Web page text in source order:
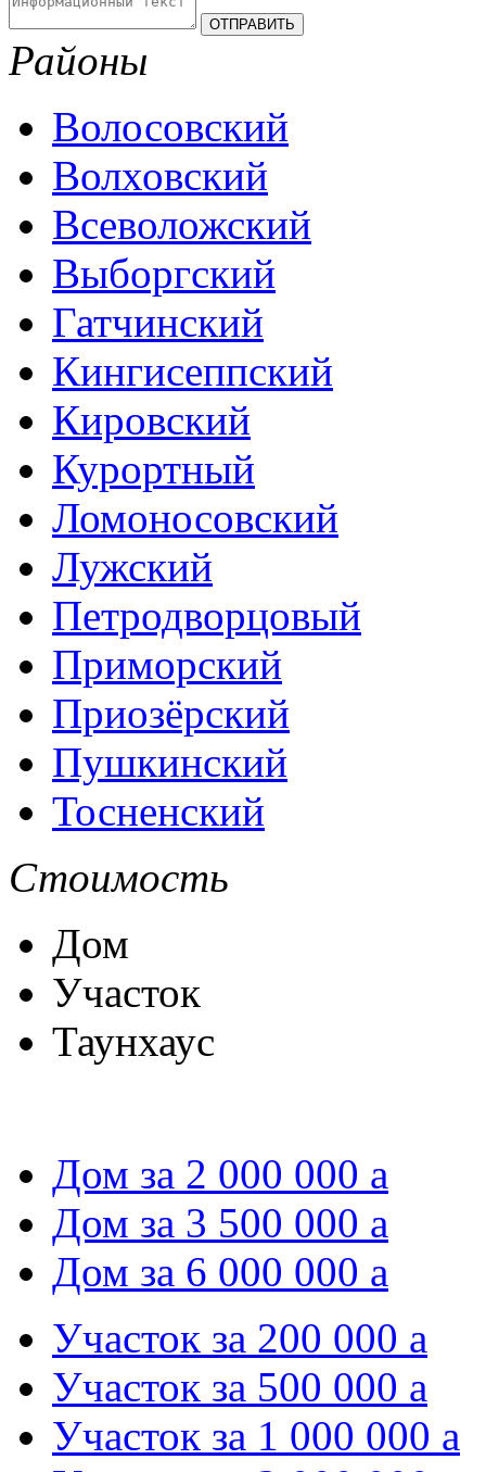
Районы
Волосовский
Волховский
Всеволожский
Выборгский
Гатчинский
Кингисеппский
Кировский
Курортный
Ломоносовский
Лужский
Петродворцовый
Приморский
Приозёрский
Пушкинский
Тосненский
Стоимость
Дом
Участок
Таунхаус
Дом за 2 000 000 a
Дом за 3 500 000 a
Дом за 6 000 000 a
Участок за 200 000 a
Участок за 500 000 a
Участок за 1 000 000 a